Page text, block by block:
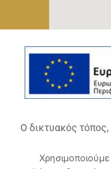
Ο δικτυακός
«Ψηφιακό